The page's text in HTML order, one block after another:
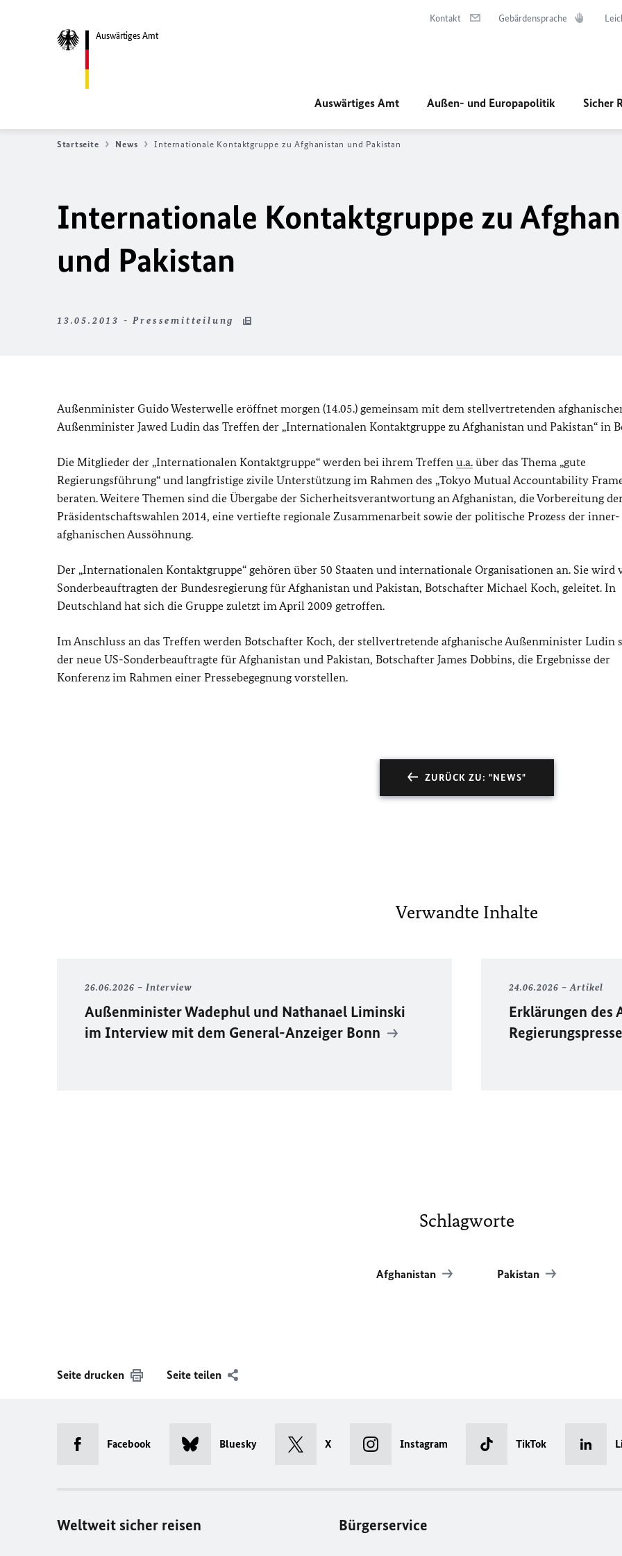
Auswärtiges Amt
Kontakt Gebärdensprache
Auswärtiges Amt Außen- und Europapolitik Sicher
Startseite News Internationale Kontaktgruppe zu Afghanistan und Pakistan
Internationale Kontaktgruppe zu
und Pakistan
13.05.2013 - Pressemitteilung
Außenminister Guido Westerwelle eröffnet morgen (14.05.) gemeinsam mit dem stellvertretenden
Außenminister Jawed Ludin das Treffen der „Internationalen Kontaktgruppe zu Afghanistan und Pakistan“ in
Die Mitglieder der „Internationalen Kontaktgruppe“ werden bei ihrem Treffen u.a. über das Thema „gute
Regierungsführung“ und langfristige zivile Unterstützung im Rahmen des „Tokyo Mutual Accountability
beraten. Weitere Themen sind die Übergabe der Sicherheitsverantwortung an Afghanistan, die Vorbereitung
Präsidentschaftswahlen 2014, eine vertiefte regionale Zusammenarbeit sowie der politische Prozess der inner-
afghanischen Aussöhnung.
Der „Internationalen Kontaktgruppe“ gehören über 50 Staaten und internationale Organisationen an. Sie wird
Sonderbeauftragten der Bundesregierung für Afghanistan und Pakistan, Botschafter Michael Koch, geleitet. In
Deutschland hat sich die Gruppe zuletzt im April 2009 getroffen.
Im Anschluss an das Treffen werden Botschafter Koch, der stellvertretende afghanische Außenminister Ludin
der neue US-Sonderbeauftragte für Afghanistan und Pakistan, Botschafter James Dobbins, die Ergebnisse der
Konferenz im Rahmen einer Pressebegegnung vorstellen.
ZURÜCK ZU: "NEWS"
Verwandte Inhalte
26.06.2026 Interview
Außenminister Wadephul und Nathanael Liminski
im Interview mit dem General-Anzeiger Bonn
24.06.2026 Artikel
Erklärungen des
Schlagworte
Afghanistan Pakistan
Seite drucken Seite teilen
Facebook Bluesky X Instagram TikTok
Weltweit sicher reisen Bürgerservice